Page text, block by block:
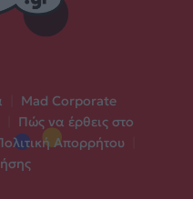
Mad Corporate
Πώς να έρθεις στο
Απορρήτου